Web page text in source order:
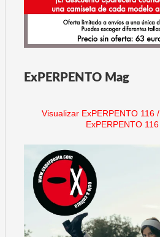
ExPERPENTO Mag
Visualizar ExPERPENTO 116 /
ExPERPENTO 116